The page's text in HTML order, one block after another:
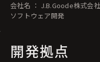
会社名 ： J.B.Goode株式会社 設立日 ： 2015年12月1日 事業内容 ：
ソフトウェア開発
開発拠点